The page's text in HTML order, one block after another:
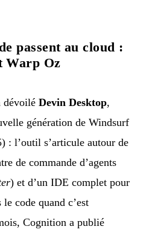
passent au cloud :
Warp Oz
dévoilé Devin Desktop,
génération de Windsurf
: l’outil s’articule autour de
de commande d’agents
) et d’un IDE complet pour
code quand c’est
Cognition a publié